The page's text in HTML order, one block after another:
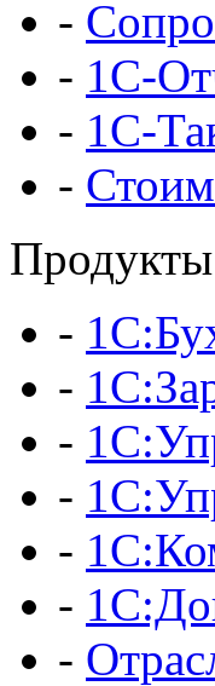
-
- 1С-
- 1С-
-
Продукты
-
-
-
-
-
-
-